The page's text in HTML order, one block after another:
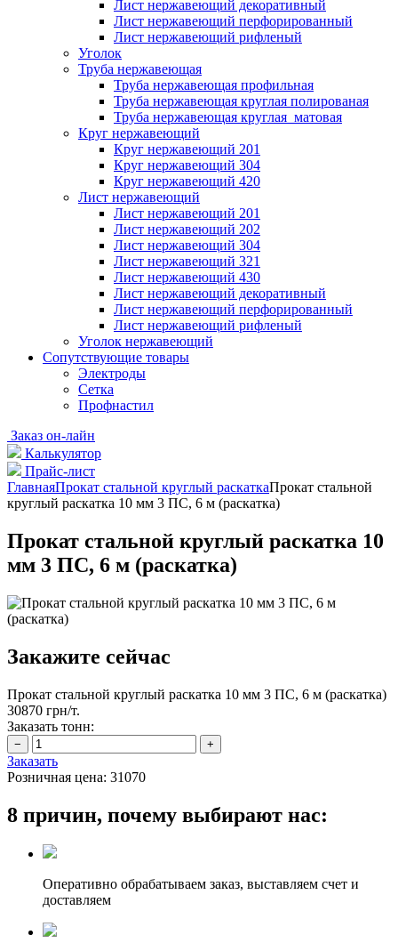
Лист нержавеющий декоративный
Лист нержавеющий перфорированный
Лист нержавеющий рифленый
Уголок
Труба нержавеющая
Труба нержавеющая профильная
Труба нержавеющая круглая полированая
Труба нержавеющая круглая матовая
Круг нержавеющий
Круг нержавеющий 201
Круг нержавеющий 304
Круг нержавеющий 420
Лист нержавеющий
Лист нержавеющий 201
Лист нержавеющий 202
Лист нержавеющий 304
Лист нержавеющий 321
Лист нержавеющий 430
Лист нержавеющий декоративный
Лист нержавеющий перфорированный
Лист нержавеющий рифленый
Уголок нержавеющий
Cопутствующие товары
Электроды
Сетка
Профнастил
Заказ он-лайн
Калькулятор
Прайс-лист
ГлавнаяПрокат стальной круглый раскаткаПрокат стальной
круглый раскатка 10 мм 3 ПС, 6 м (раскатка)
Прокат стальной круглый раскатка 10
мм 3 ПС, 6 м (раскатка)
Закажите сейчас
Прокат стальной круглый раскатка 10 мм 3 ПС, 6 м (раскатка)
30870 грн/т.
Заказать тонн:
Заказать
Розничная цена: 31070
8 причин, почему выбирают нас:
Оперативно обрабатываем заказ, выставляем счет и
доставляем